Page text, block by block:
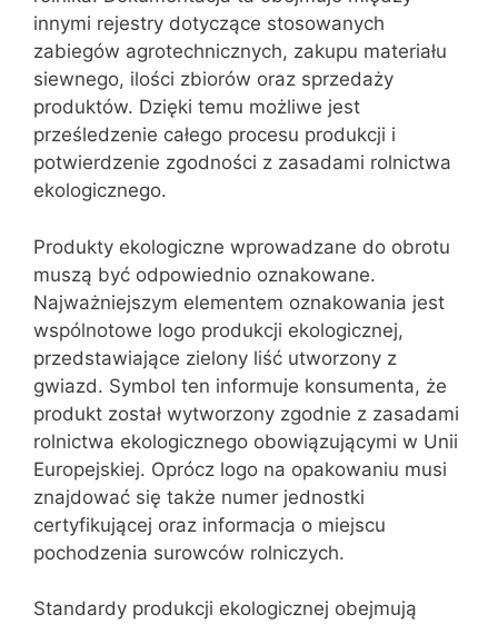
innymi rejestry dotyczące stosowanych
zabiegów agrotechnicznych, zakupu materiału
siewnego, ilości zbiorów oraz sprzedaży
produktów. Dzięki temu możliwe jest
prześledzenie całego procesu produkcji i
potwierdzenie zgodności z zasadami rolnictwa
ekologicznego.
Produkty ekologiczne wprowadzane do obrotu
muszą być odpowiednio oznakowane.
Najważniejszym elementem oznakowania jest
wspólnotowe logo produkcji ekologicznej,
przedstawiające zielony liść utworzony z
gwiazd. Symbol ten informuje konsumenta, że
produkt został wytworzony zgodnie z zasadami
rolnictwa ekologicznego obowiązującymi w Unii
Europejskiej. Oprócz logo na opakowaniu musi
znajdować się także numer jednostki
certyfikującej oraz informacja o miejscu
pochodzenia surowców rolniczych.
Standardy produkcji ekologicznej obejmują